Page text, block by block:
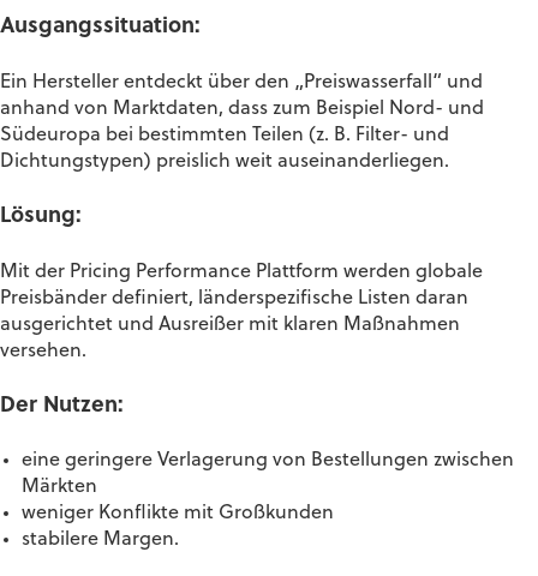
Ausgangssituation:
Ein Hersteller entdeckt über den „Preiswasserfall“ und
anhand von Marktdaten, dass zum Beispiel Nord- und
Südeuropa bei bestimmten Teilen (z. B. Filter- und
Dichtungstypen) preislich weit auseinanderliegen.
Lösung:
Mit der Pricing Performance Plattform werden globale
Preisbänder definiert, länderspezifische Listen daran
ausgerichtet und Ausreißer mit klaren Maßnahmen
versehen.
Der Nutzen:
eine geringere Verlagerung von Bestellungen zwischen
Märkten
weniger Konflikte mit Großkunden
stabilere Margen.